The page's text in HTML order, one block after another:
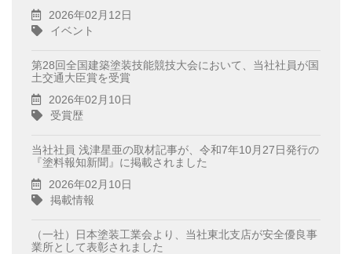
2026年02月12日
イベント
第28回全国建築塗装技能競技大会において、当社社員が国
土交通大臣賞を受賞
2026年02月10日
受賞歴
当社社員 浅津星亜の取材記事が、令和7年10月27日発行の
『塗料報知新聞』に掲載されました
2026年02月10日
掲載情報
（一社）日本塗装工業会より、当社東北支店が安全優良事
業所として表彰されました